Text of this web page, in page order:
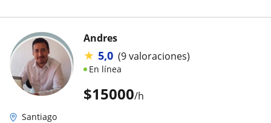
$15000/h
Andres
★ 5,0 (9 valoraciones)
En línea
Santiago